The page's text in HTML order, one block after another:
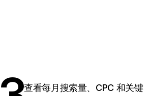
查看每月搜索量、CPC 和关键